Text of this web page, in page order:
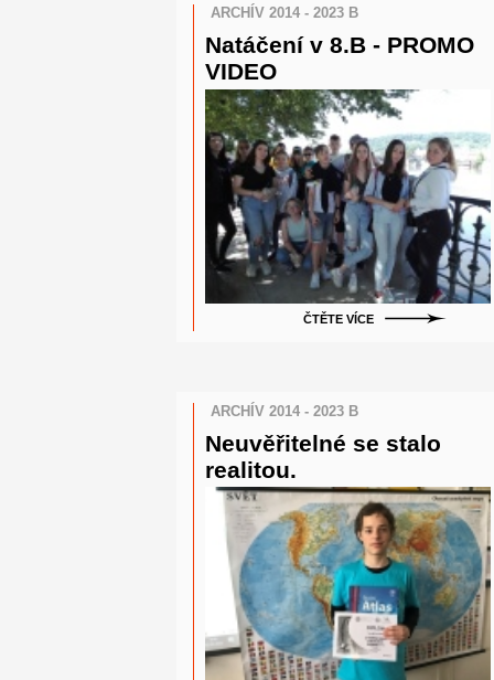
ARCHÍV 2014 - 2023 B
Natáčení v 8.B - PROMO
VIDEO
ČTĚTE VÍCE
ARCHÍV 2014 - 2023 B
Neuvěřitelné se stalo
realitou.